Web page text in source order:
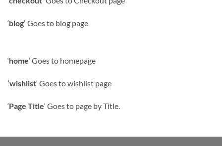
‘blog’ Goes to blog page
‘home‘ Goes to homepage
‘wishlist‘ Goes to wishlist page
‘Page Title‘ Goes to page by Title.